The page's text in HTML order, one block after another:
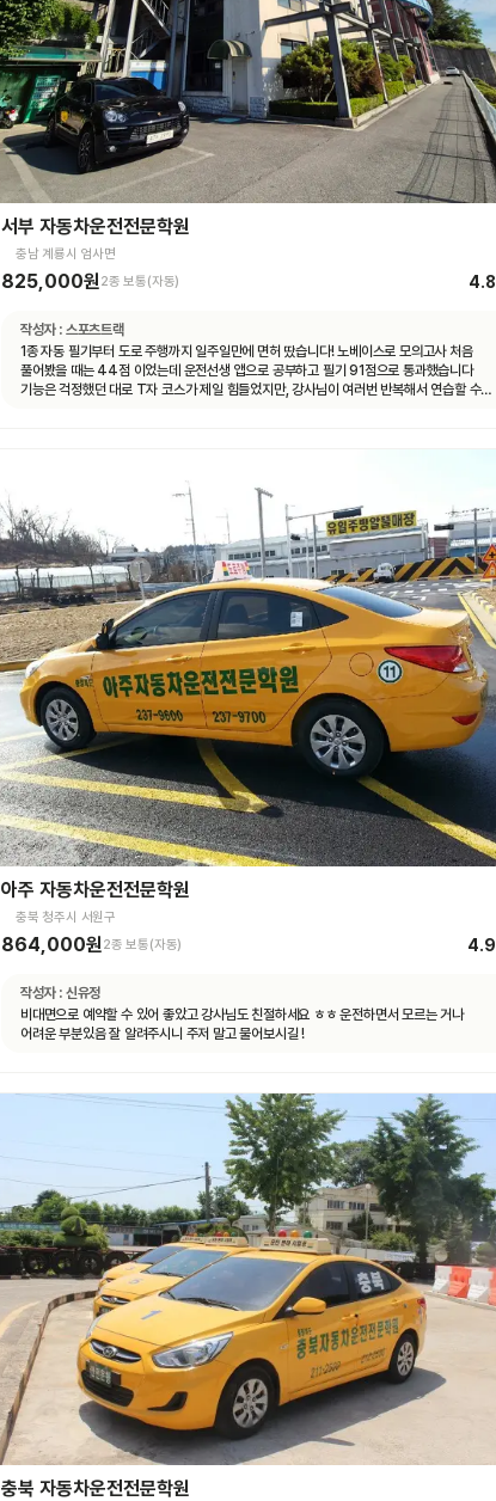
서부 자동차운전전문학원
충남 계룡시 엄사면
825,000원 2종 보통(자동) 4.8
작성자 : 스포츠트랙
1종 자동 필기부터 도로 주행까지 일주일만에 면허 땄습니다! 노베이스로 모의고사 처음
풀어봤을 때는 44점 이었는데 운전선생 앱으로 공부하고 필기 91점으로 통과했습니다
기능은 걱정했던 대로 T자 코스가 제일 힘들었지만, 강사님이 여러번 반복해서 연습할 수
궁금한 게 있다면 강사님께 적극적으로 질문하시는 걸 추천드려요! 운전 잘 하면 뭐하러
학원에 오겠어요~
아주 자동차운전전문학원
충북 청주시 서원구
864,000원2종 보통(자동) 4.9
작성자 : 신유정
비대면으로 예약할 수 있어 좋았고 강사님도 친절하세요 ㅎㅎ 운전하면서 모르는 거나
어려운 부분있음 잘 알려주시니 주저 말고 물어보시길 !
충북 자동차운전전문학원